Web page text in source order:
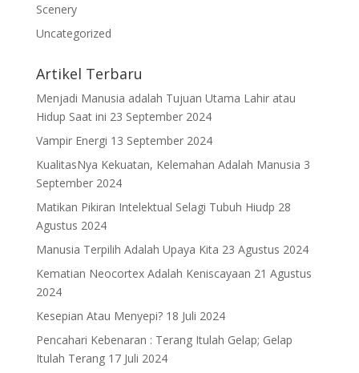
Scenery
Uncategorized
Artikel Terbaru
Menjadi Manusia adalah Tujuan Utama Lahir atau
Hidup Saat ini 23 September 2024
Vampir Energi 13 September 2024
KualitasNya Kekuatan, Kelemahan Adalah Manusia 3
September 2024
Matikan Pikiran Intelektual Selagi Tubuh Hiudp 28
Agustus 2024
Manusia Terpilih Adalah Upaya Kita 23 Agustus 2024
Kematian Neocortex Adalah Keniscayaan 21 Agustus
2024
Kesepian Atau Menyepi? 18 Juli 2024
Pencahari Kebenaran : Terang Itulah Gelap; Gelap
Itulah Terang 17 Juli 2024